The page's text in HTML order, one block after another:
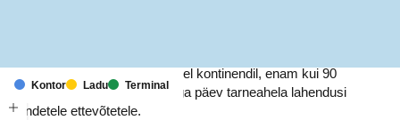
Kontor Ladu Terminal
Meil on kontorid ja rajatised kuuel kontinendil, enam kui 90
riigis. Me pakume ja haldame iga päev tarneahela lahendusi
tuhandetele ettevõtetele.